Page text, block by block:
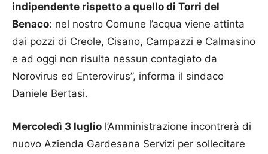
indipendente rispetto a quello di Torri del
Benaco: nel nostro Comune l’acqua viene attinta
dai pozzi di Creole, Cisano, Campazzi e Calmasino
e ad oggi non risulta nessun contagiato da
Norovirus ed Enterovirus”, informa il sindaco
Daniele Bertasi.
Mercoledì 3 luglio l’Amministrazione incontrerà di
nuovo Azienda Gardesana Servizi per sollecitare